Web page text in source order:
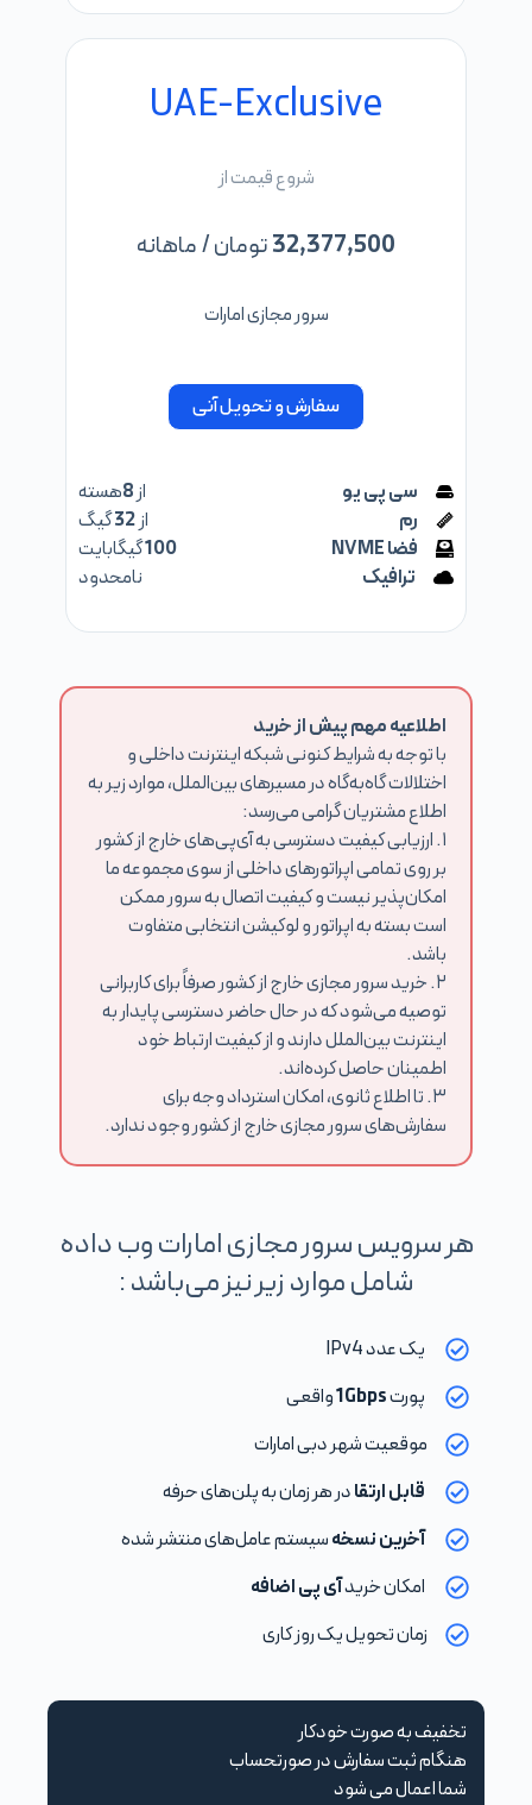
UAE-Exclusive
شروع قیمت از
32,377,500تومان / ماهانه
سرور مجازی امارات
سفارش و تحویل آنی
از8 هسته
از32گیگ
100گیگابایت
نامحدود
سی پی یو
رم
فضا NVME
ترافیک
اطلاعیه مهم پیش از خرید
با توجه به شرایط کنونی شبکه اینترنت داخلی و
اختلالات گاه‌به‌گاه در مسیرهای بین‌الملل، موارد زیر به
اطلاع مشتریان گرامی می‌رسد:
۱. ارزیابی کیفیت دسترسی به آی‌پی‌های خارج از کشور
بر روی تمامی اپراتورهای داخلی از سوی مجموعه ما
امکان‌پذیر نیست و کیفیت اتصال به سرور ممکن
است بسته به اپراتور و لوکیشن انتخابی متفاوت
باشد.
۲. خرید سرور مجازی خارج از کشور صرفاً برای کاربرانی
توصیه می‌شود که در حال حاضر دسترسی پایدار به
اینترنت بین‌الملل دارند و از کیفیت ارتباط خود
اطمینان حاصل کرده‌اند.
۳. تا اطلاع ثانوی، امکان استرداد وجه برای
سفارش‌های سرور مجازی خارج از کشور وجود ندارد.
هر سرویس سرور مجازی امارات وب داده
شامل موارد زیر نیز می‌باشد :
یک عدد IPv4
پورت1Gbpsواقعی
موقعیت شهر دبی امارات
قابل ارتقادر هر زمان به پلن‌های حرفه
آخرین نسخهسیستم عامل‌های منتشر شده
امکان خریدآی پی اضافه
زمان تحویل یک روز کاری
تخفیف به صورت خودکار
هنگام ثبت سفارش در صورتحساب
شما اعمال می شود